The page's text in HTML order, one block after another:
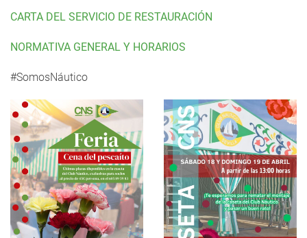
CARTA DEL SERVICIO DE RESTAURACIÓN
NORMATIVA GENERAL Y HORARIOS
#SomosNáutico